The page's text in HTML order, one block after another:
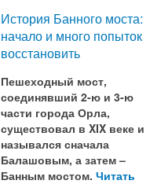
История Банного моста:
начало и много попыток
восстановить
Пешеходный мост,
соединявший 2-ю и 3-ю
части города Орла,
существовал в XIX веке и
назывался сначала
Балашовым, а затем –
Банным мостом. Читать